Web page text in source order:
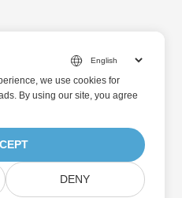
we use cookies for
By using our site, you agree
DENY